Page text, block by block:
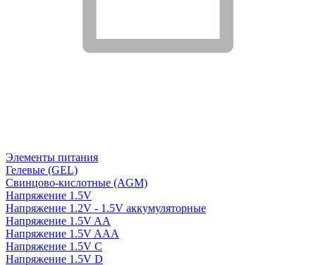
Элементы питания
Гелевые (GEL)
Свинцово-кислотные (AGM)
Напряжение 1.5V
Напряжение 1.2V - 1.5V аккумуляторные
Напряжение 1.5V AA
Напряжение 1.5V AAA
Напряжение 1.5V C
Напряжение 1.5V D